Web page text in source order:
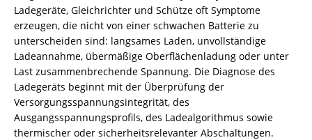
Ladegeräte, Gleichrichter und Schütze oft Symptome
erzeugen, die nicht von einer schwachen Batterie zu
unterscheiden sind: langsames Laden, unvollständige
Ladeannahme, übermäßige Oberflächenladung oder unter
Last zusammenbrechende Spannung. Die Diagnose des
Ladegeräts beginnt mit der Überprüfung der
Versorgungsspannungsintegrität, des
Ausgangsspannungsprofils, des Ladealgorithmus sowie
thermischer oder sicherheitsrelevanter Abschaltungen.